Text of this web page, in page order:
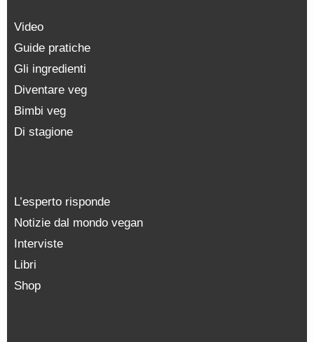
Video
Guide pratiche
Gli ingredienti
Diventare veg
Bimbi veg
Di stagione
L’esperto risponde
Notizie dal mondo vegan
Interviste
Libri
Shop